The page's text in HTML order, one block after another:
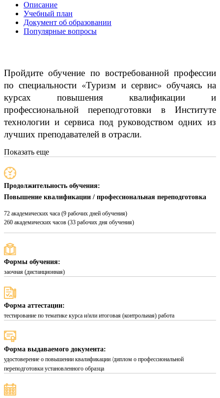
Описание
Учебный план
Документ об образовании
Популярные вопросы
Пройдите обучение по востребованной профессии
по специальности «Туризм и сервис» обучаясь на
курсах повышения квалификации и
профессиональной переподготовки в Институте
технологии и сервиса под руководством одних из
лучших преподавателей в отрасли.
Показать еще
Продолжительность обучения:
Повышение квалификации / профессиональная переподготовка
72 академических часа (9 рабочих дней обучения)
260 академических часов (33 рабочих дня обучения)
Формы обучения:
заочная (дистанционная)
Форма аттестации:
тестирование по тематике курса и/или итоговая (контрольная) работа
Форма выдаваемого документа:
удостоверение о повышении квалификации /диплом о профессиональной
переподготовки установленного образца